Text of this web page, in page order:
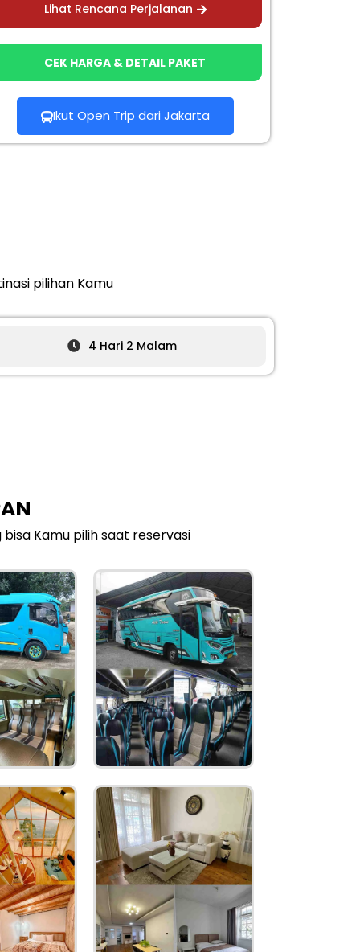
Lihat Rencana Perjalanan
CEK HARGA & DETAIL PAKET
Ikut Open Trip dari Jakarta
pilihan Kamu
4 Hari 2 Malam
Kamu pilih saat reservasi